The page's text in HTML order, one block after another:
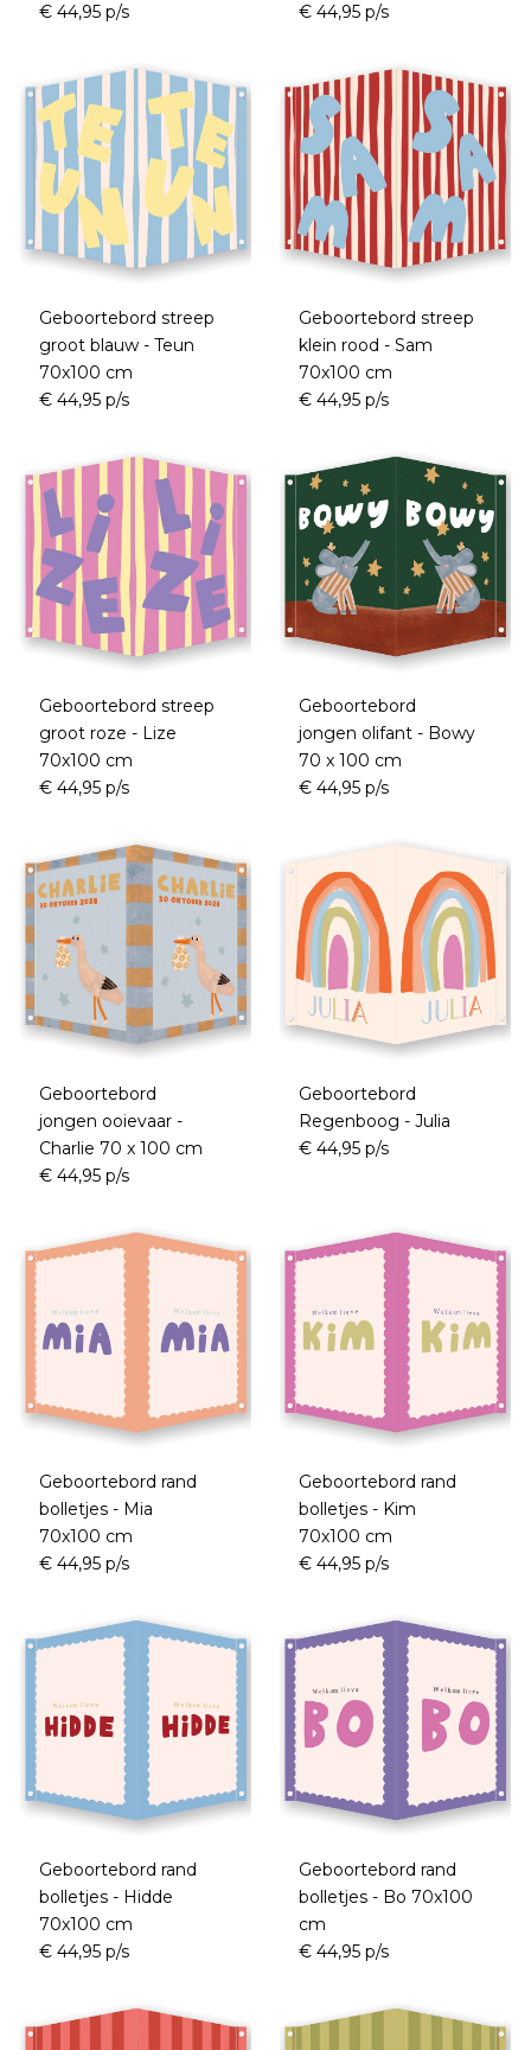
€ 44,95 p/s
€ 44,95 p/s
Geboortebord streep
groot blauw - Teun
70x100 cm
€ 44,95 p/s
Geboortebord streep
klein rood - Sam
70x100 cm
€ 44,95 p/s
Geboortebord streep
groot roze - Lize
70x100 cm
€ 44,95 p/s
Geboortebord
jongen olifant - Bowy
70 x 100 cm
€ 44,95 p/s
Geboortebord
jongen ooievaar -
Charlie 70 x 100 cm
€ 44,95 p/s
Geboortebord
Regenboog - Julia
€ 44,95 p/s
Geboortebord rand
bolletjes - Mia
70x100 cm
€ 44,95 p/s
Geboortebord rand
bolletjes - Kim
70x100 cm
€ 44,95 p/s
Geboortebord rand
bolletjes - Hidde
70x100 cm
€ 44,95 p/s
Geboortebord rand
bolletjes - Bo 70x100
cm
€ 44,95 p/s